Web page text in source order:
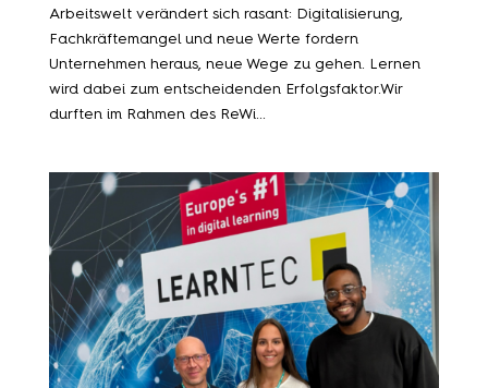
Arbeitswelt verändert sich rasant: Digitalisierung,
Fachkräftemangel und neue Werte fordern
Unternehmen heraus, neue Wege zu gehen. Lernen
wird dabei zum entscheidenden Erfolgsfaktor.Wir
durften im Rahmen des ReWi...